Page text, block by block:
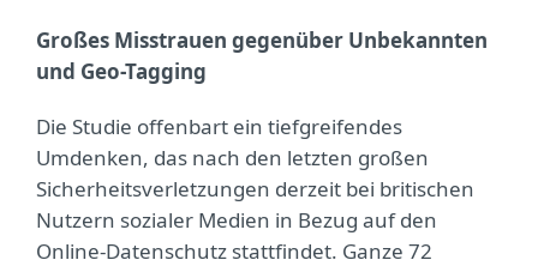
Großes Misstrauen gegenüber Unbekannten
und Geo-Tagging
Die Studie offenbart ein tiefgreifendes
Umdenken, das nach den letzten großen
Sicherheitsverletzungen derzeit bei britischen
Nutzern sozialer Medien in Bezug auf den
Online-Datenschutz stattfindet. Ganze 72